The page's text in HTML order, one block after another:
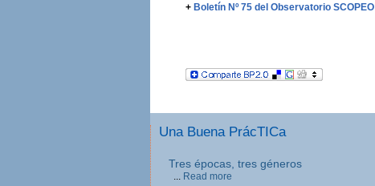
+ Boletín Nº 75 del Observatorio SCOPEO
Una Buena PrácTICa
Tres épocas, tres géneros
Read more